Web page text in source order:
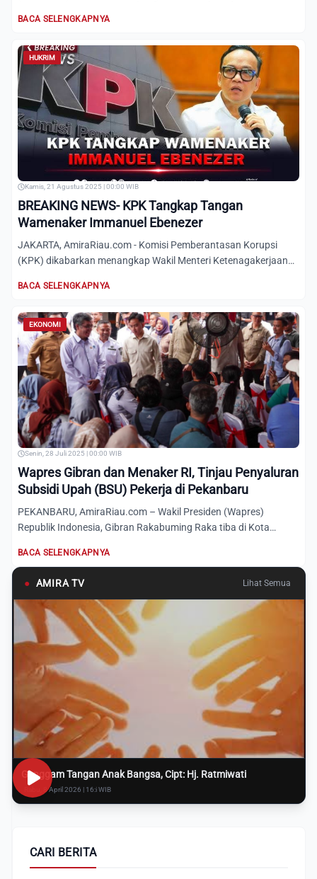
BACA SELENGKAPNYA
HUKRIM
Kamis, 21 Agustus 2025 | 00:00 WIB
BREAKING NEWS- KPK Tangkap Tangan
Wamenaker Immanuel Ebenezer
JAKARTA, AmiraRiau.com - Komisi Pemberantasan Korupsi
(KPK) dikabarkan menangkap Wakil Menteri Ketenagakerjaan
BACA SELENGKAPNYA
EKONOMI
Senin, 28 Juli 2025 | 00:00 WIB
Wapres Gibran dan Menaker RI, Tinjau Penyaluran
Subsidi Upah (BSU) Pekerja di Pekanbaru
PEKANBARU, AmiraRiau.com – Wakil Presiden (Wapres)
Republik Indonesia, Gibran Rakabuming Raka tiba di Kota
BACA SELENGKAPNYA
● AMIRA TV Lihat Semua
Genggam Tangan Anak Bangsa, Cipt: Hj. Ratmiwati
Rabu, 8 April 2026 | 16:i WIB
CARI BERITA